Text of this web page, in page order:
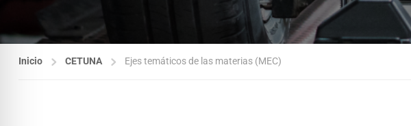
Inicio CETUNA Ejes temáticos de las materias (MEC)